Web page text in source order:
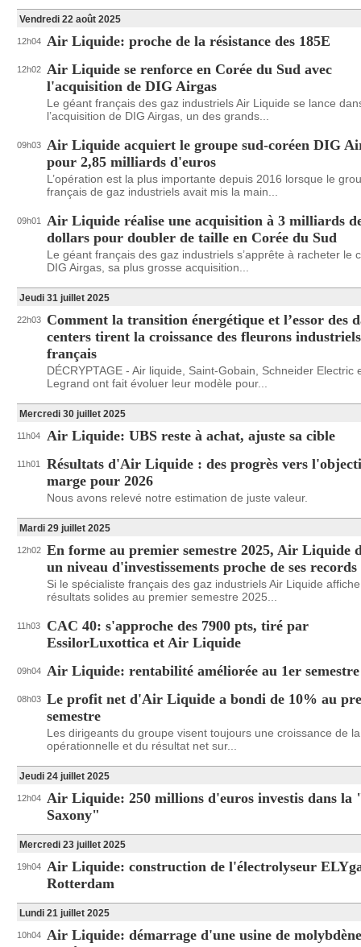
Vendredi 22 août 2025
12h04 Air Liquide: proche de la résistance des 185E
12h02 Air Liquide se renforce en Corée du Sud avec
l'acquisition de DIG Airgas
Le géant français des gaz industriels Air Liquide se lance
l’acquisition de DIG Airgas, un des grands...
09h03 Air Liquide acquiert le groupe sud-coréen DIG
pour 2,85 milliards d'euros
L’opération est la plus importante depuis 2016 lorsque le
français de gaz industriels avait mis la main...
09h01
Air Liquide réalise une acquisition à 3 milliards
dollars pour doubler de taille en Corée du Sud
Le géant français des gaz industriels s’apprête à racheter le
DIG Airgas, sa plus grosse acquisition...
Jeudi 31 juillet 2025
22h03
Comment la transition énergétique et l’essor des
centers tirent la croissance des fleurons industriels
français
DÉCRYPTAGE - Air liquide, Saint-Gobain, Schneider Electric
Legrand ont fait évoluer leur modèle pour...
Mercredi 30 juillet 2025
11h04 Air Liquide: UBS reste à achat, ajuste sa cible
11h01
Résultats d'Air Liquide : des progrès vers
marge pour 2026
Nous avons relevé notre estimation de juste valeur.
Mardi 29 juillet 2025
12h02 En forme au premier semestre 2025, Air Liquide
un niveau d'investissements proche de ses records
Si le spécialiste français des gaz industriels Air Liquide
résultats solides au premier semestre 2025...
11h03
CAC 40: s'approche des 7900 pts, tiré par
EssilorLuxottica et Air Liquide
09h04 Air Liquide: rentabilité améliorée au 1er semestre
08h03 Le profit net d'Air Liquide a bondi de 10% au
semestre
Les dirigeants du groupe visent toujours une croissance de
opérationnelle et du résultat net sur...
Jeudi 24 juillet 2025
12h04 Air Liquide: 250 millions d'euros investis dans la
Saxony"
Mercredi 23 juillet 2025
19h04 Air Liquide: construction de l'électrolyseur
Rotterdam
Lundi 21 juillet 2025
10h04 Air Liquide: démarrage d'une usine de